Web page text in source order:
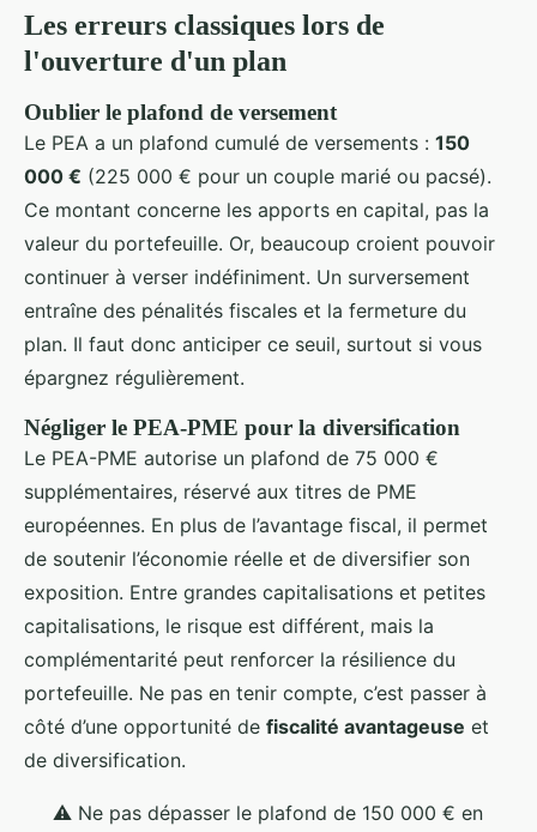
Les erreurs classiques lors de
l'ouverture d'un plan
Oublier le plafond de versement
Le PEA a un plafond cumulé de versements : 150
000 € (225 000 € pour un couple marié ou pacsé).
Ce montant concerne les apports en capital, pas la
valeur du portefeuille. Or, beaucoup croient pouvoir
continuer à verser indéfiniment. Un surversement
entraîne des pénalités fiscales et la fermeture du
plan. Il faut donc anticiper ce seuil, surtout si vous
épargnez régulièrement.
Négliger le PEA-PME pour la diversification
Le PEA-PME autorise un plafond de 75 000 €
supplémentaires, réservé aux titres de PME
européennes. En plus de l’avantage fiscal, il permet
de soutenir l’économie réelle et de diversifier son
exposition. Entre grandes capitalisations et petites
capitalisations, le risque est différent, mais la
complémentarité peut renforcer la résilience du
portefeuille. Ne pas en tenir compte, c’est passer à
côté d’une opportunité de fiscalité avantageuse et
de diversification.
⚠️ Ne pas dépasser le plafond de 150 000 € en